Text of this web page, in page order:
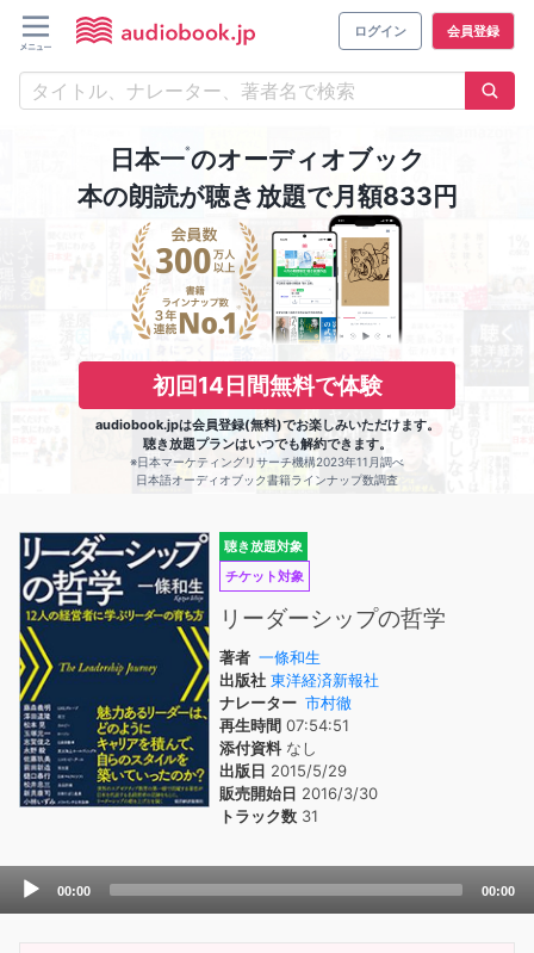
ログイン 会員登録
日本一※のオーディオブック
本の朗読が聴き放題で月額833円
初回14日間無料で体験
audiobook.jpは会員登録(無料)でお楽しみいただけます。
聴き放題プランはいつでも解約できます。
※日本マーケティングリサーチ機構2023年11月調べ
日本語オーディオブック書籍ラインナップ数調査
聴き放題対象
チケット対象
リーダーシップの哲学
著者 一條和生
出版社 東洋経済新報社
ナレーター 市村徹
再生時間 07:54:51
添付資料なし
出版日 2015/5/29
販売開始日 2016/3/30
トラック数 31
Audio
00:00 00:00